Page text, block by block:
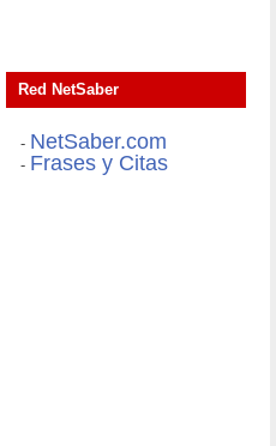
Red NetSaber
- NetSaber.com
- Frases y Citas